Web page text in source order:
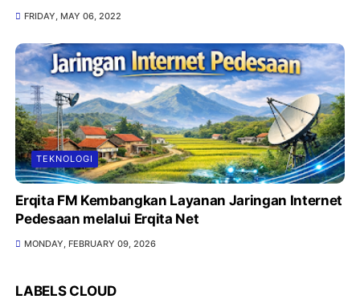
FRIDAY, MAY 06, 2022
TEKNOLOGI
Erqita FM Kembangkan Layanan Jaringan Internet
Pedesaan melalui Erqita Net
MONDAY, FEBRUARY 09, 2026
LABELS CLOUD